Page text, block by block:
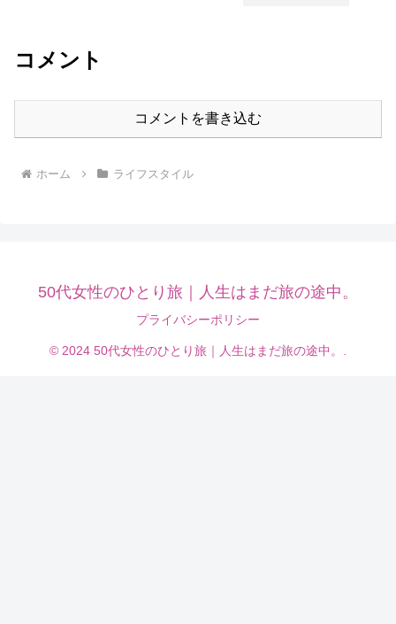
コメント
コメントを書き込む
ホーム ライフスタイル
50代女性のひとり旅｜人生はまだ旅の途中。
プライバシーポリシー
© 2024 50代女性のひとり旅｜人生はまだ旅の途中。.